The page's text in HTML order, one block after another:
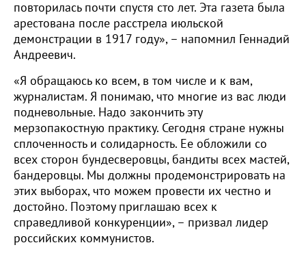
повторилась почти спустя сто лет. Эта газета была
арестована после расстрела июльской
демонстрации в 1917 году», – напомнил Геннадий
Андреевич.
«Я обращаюсь ко всем, в том числе и к вам,
журналистам. Я понимаю, что многие из вас люди
подневольные. Надо закончить эту
мерзопакостную практику. Сегодня стране нужны
сплоченность и солидарность. Ее обложили со
всех сторон бундесверовцы, бандиты всех мастей,
бандеровцы. Мы должны продемонстрировать на
этих выборах, что можем провести их честно и
достойно. Поэтому приглашаю всех к
справедливой конкуренции», – призвал лидер
российских коммунистов.